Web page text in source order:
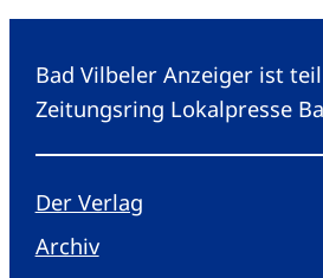
Bad Vilbeler Anzeiger ist
Zeitungsring Lokalpresse
Der Verlag
Archiv